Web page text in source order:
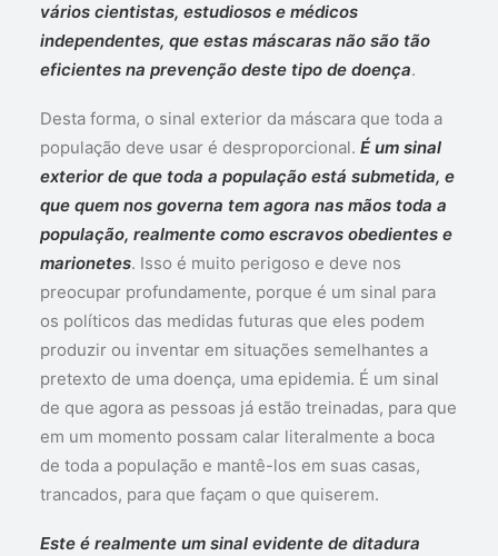
vários cientistas, estudiosos e médicos
independentes, que estas máscaras não são tão
eficientes na prevenção deste tipo de doença.
Desta forma, o sinal exterior da máscara que toda a
população deve usar é desproporcional. É um sinal
exterior de que toda a população está submetida, e
que quem nos governa tem agora nas mãos toda a
população, realmente como escravos obedientes e
marionetes. Isso é muito perigoso e deve nos
preocupar profundamente, porque é um sinal para
os políticos das medidas futuras que eles podem
produzir ou inventar em situações semelhantes a
pretexto de uma doença, uma epidemia. É um sinal
de que agora as pessoas já estão treinadas, para que
em um momento possam calar literalmente a boca
de toda a população e mantê-los em suas casas,
trancados, para que façam o que quiserem.
Este é realmente um sinal evidente de ditadura